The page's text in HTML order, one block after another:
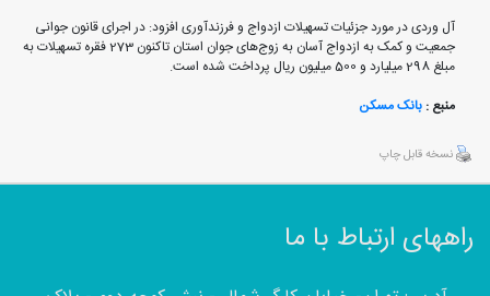
آل وردی در مورد جزئیات تسهیلات ازدواج و فرزندآوری افزود: در اجرای قانون جوانی
جمعیت و کمک به ازدواج آسان به زوج‌های جوان استان تاکنون 273 فقره تسهیلات به
مبلغ 298 میلیارد و 500 میلیون ریال پرداخت شده است.
منبع : بانک مسکن
نسخه قابل چاپ
راههای ارتباط با ما